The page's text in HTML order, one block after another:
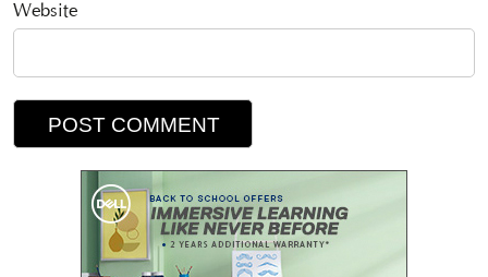
Website